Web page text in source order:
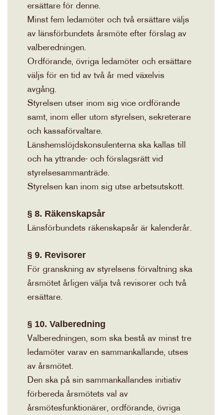
ersättare för denne.
Minst fem ledamöter och två ersättare väljs
av länsförbundets årsmöte efter förslag av
valberedningen.
Ordförande, övriga ledamöter och ersättare
väljs för en tid av två år med växelvis
avgång.
Styrelsen utser inom sig vice ordförande
samt, inom eller utom styrelsen, sekreterare
och kassaförvaltare.
Länshemslöjdskonsulenterna ska kallas till
och ha yttrande- och förslagsrätt vid
styrelsesammanträde.
Styrelsen kan inom sig utse arbetsutskott.
§ 8. Räkenskapsår
Länsförbundets räkenskapsår är kalenderår.
§ 9. Revisorer
För granskning av styrelsens förvaltning ska
årsmötet årligen välja två revisorer och två
ersättare.
§ 10. Valberedning
Valberedningen, som ska bestå av minst tre
ledamöter varav en sammankallande, utses
av årsmötet.
Den ska på sin sammankallandes initiativ
förbereda årsmötets val av
årsmötesfunktionärer, ordförande, övriga